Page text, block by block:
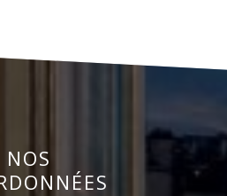
NOS